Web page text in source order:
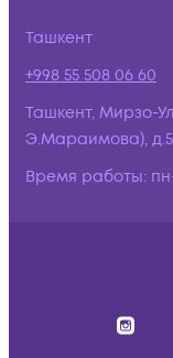
Ташкент
+998 55 508 06 60
Ташкент, Мирзо-
Э.Мараимова),
Время работы: